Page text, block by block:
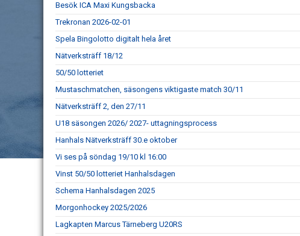
Besök ICA Maxi Kungsbacka
Trekronan 2026-02-01
Spela Bingolotto digitalt hela året
Nätverksträff 18/12
50/50 lotteriet
Mustaschmatchen, säsongens viktigaste match 30/11
Nätverksträff 2, den 27/11
U18 säsongen 2026/ 2027- uttagningsprocess
Hanhals Nätverksträff 30.e oktober
Vi ses på söndag 19/10 kl 16:00
Vinst 50/50 lotteriet Hanhalsdagen
Schema Hanhalsdagen 2025
Morgonhockey 2025/2026
Lagkapten Marcus Tärneberg U20RS